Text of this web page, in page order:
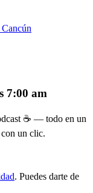
Cancún
7:00 am
☕ — todo en un
un clic.
. Puedes darte de